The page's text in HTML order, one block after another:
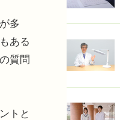
多
ある
質問
トと